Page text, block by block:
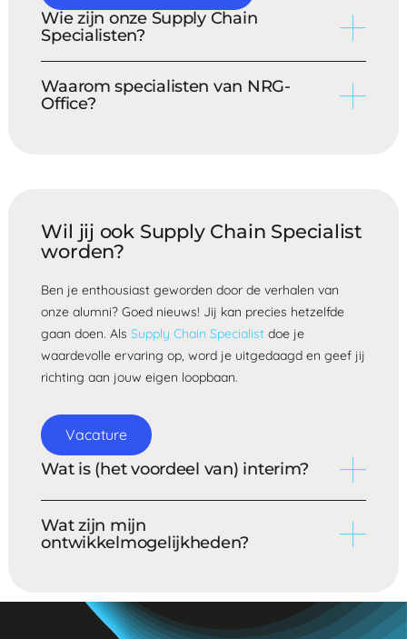
Wie zijn onze Supply Chain
Specialisten?
afgestudeerden in (de richting van) supply chain. De
werkervaring varieert tussen de 0 en 15 jaar waarbij de
Waarom specialisten van NRG-
Office?
Waarom NRG-Office:
Klanten beoordelen ons met een8.4/10
20+
jaarervaring in supply chain;
Meer dan135interim specialisten in dienst.
Wil jij ook Supply Chain Specialist
worden?
Ben je enthousiast geworden door de verhalen van
onze alumni? Goed nieuws! Jij kan precies hetzelfde
gaan doen. AlsSupply Chain Specialist doe je
waardevolle ervaring op, word je uitgedaagd en geef jij
richting aan jouw eigen loopbaan.
Vacature
Wat is (het voordeel van) interim?
wanneer een bedrijf een capaciteitsvraag heeft. Denk
bijvoorbeeld aan een zwangerschapsverlof, behoefte
periodes (gemiddeld 9 maanden) aan de slag bij
Wat zijn mijn
ontwikkelmogelijkheden?
ambities. Zo ontdek je vanzelf of jouw toekomst in een